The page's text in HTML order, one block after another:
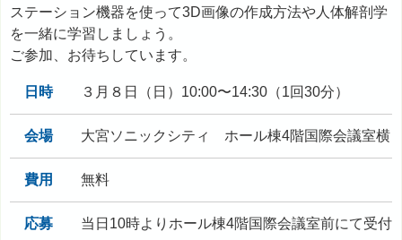
ステーション機器を使って3D画像の作成方法や人体解剖学
を一緒に学習しましょう。
ご参加、お待ちしています。
日時 ３月８日（日）10:00〜14:30（1回30分）
会場 大宮ソニックシティ ホール棟4階国際会議室横
費用 無料
応募
当日10時よりホール棟4階国際会議室前にて受付